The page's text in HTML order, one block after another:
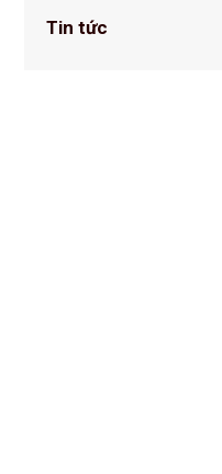
Tin tức